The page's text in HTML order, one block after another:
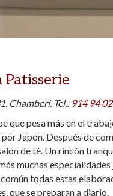
Patisserie
Chamberí. Tel.: 914 94
que pesa más en el
por Japón. Después de
de té. Un rincón
muchas especialidades
todas estas
que se preparan a diario.